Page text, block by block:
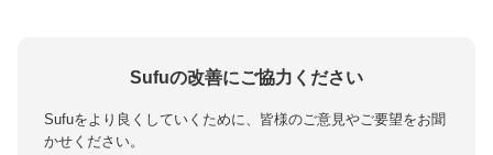
Sufuの改善にご協力ください
Sufuをより良くしていくために、皆様のご意見やご要望をお聞
かせください。